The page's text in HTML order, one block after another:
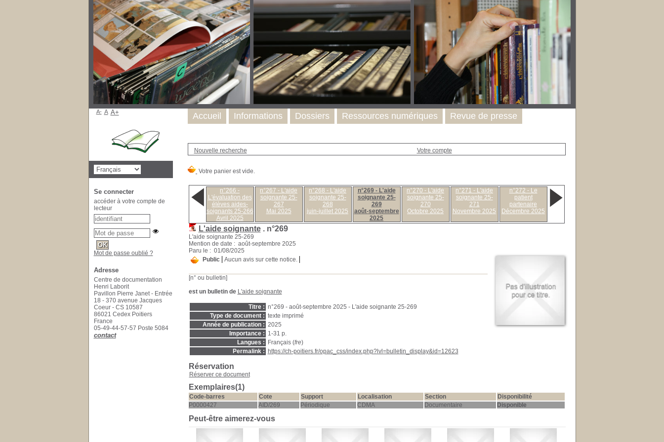
Nouvelle recherche Votre compte
n°266 -
L'évaluation des
élèves aides-
soignants 25-266
Avril 2025
n°267 - L'aide
soignante 25-
267
Mai 2025
n°268 - L'aide
soignante 25-
268
juin-juillet 2025
n°269 - L'aide
soignante 25-
269
août-septembre
2025
n°270 - L'aide
soignante 25-
270
Octobre 2025
n°271 - L'aide
soignante 25-
271
Novembre 2025
n°272 - Le
patient
partenaire
Décembre 2025
L'aide soignante. n°269
L'aide soignante 25-269
Mention de date : août-septembre 2025
Paru le : 01/08/2025
Public
Aucun avis sur cette notice.
[n° ou bulletin]
est un bulletin de L'aide soignante
Titre : n°269 - août-septembre 2025 - L'aide soignante 25-269
Type de document : texte imprimé
Année de publication : 2025
Importance : 1-31 p.
Langues :
Français (fre)
Permalink :
https://ch-poitiers.fr/opac_css/index.php?lvl=bulletin_display&id=12623
Réservation
Réserver ce document
Exemplaires(1)
Code-barres Cote Support Localisation Section
Disponibilité
P0000427
AID/269 Périodique CDMA Documentaire Disponible
Peut-être aimerez-vous
Accueil Informations Dossiers Ressources numériques Revue de presse
A- A A+
Se connecter
accéder à votre compte de
lecteur
Mot de passe oublié ?
Adresse
Centre de documentation
Henri Laborit
Pavillon Pierre Janet - Entrée
18 - 370 avenue Jacques
Coeur - CS 10587
86021 Cedex Poitiers
France
05-49-44-57-57 Poste 5084
contact